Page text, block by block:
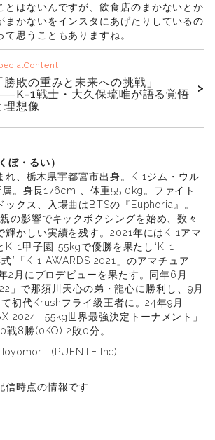
とはないんですが、飲食店のまかないとか
まかないをインスタにあげたりしているの
思うこともありますね。
勝敗の重みと未来への挑戦」
1戦士・大久保琉唯が語る覚悟
理想像
>
ぼ・るい）
れ、栃木県宇都宮市出身。K-1ジム・ウル
。身長176cm 、体重55.0kg。ファイト
ックス、入場曲はBTSの『Euphoria』。
の影響でキックボクシングを始め、数々
輝かしい実績を残す。2021年にはK-1アマ
K-1甲子園-55kgで優勝を果たし“K-1
”「K-1 AWARDS 2021」のアマチュア
2月にプロデビューを果たす。同年6月
」で那須川天心の弟・龍心に勝利し、9月
初代Krushフライ級王者に。24年9月
2024 -55kg世界最強決定トーナメント」
戦8勝(0KO) 2敗0分。
(PUENTE.Inc)
時点の情報です